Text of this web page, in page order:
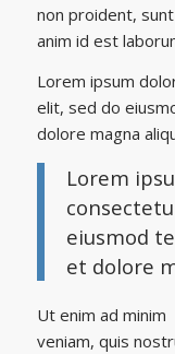
non proident,
anim id est
Lorem ipsum
elit, sed do
dolore magna
Lorem
eiusmod
et dolore
Ut enim ad minim
veniam, quis